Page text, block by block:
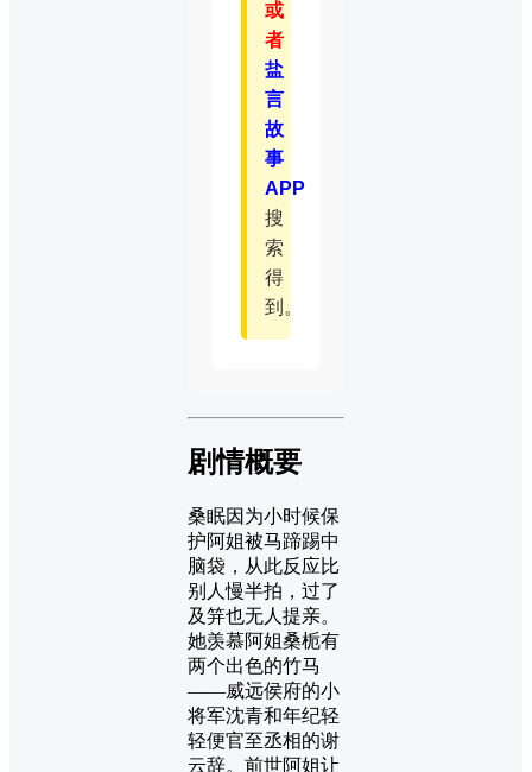
或
者
盐
言
故
事
APP
搜
索
得
到。
剧情概要
桑眠因为小时候保
护阿姐被马蹄踢中
脑袋，从此反应比
别人慢半拍，过了
及笄也无人提亲。
她羡慕阿姐桑栀有
两个出色的竹马
——威远侯府的小
将军沈青和年纪轻
轻便官至丞相的谢
云辞。前世阿姐让